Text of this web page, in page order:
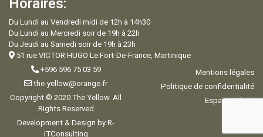
Horaires:
Du Lundi au Vendredi midi de 12h à 14h30
Du Lundi au Mercredi soir de 19h à 22h
Du Jeudi au Samedi soir de 19h à 23h
51 rue VICTOR HUGO Le Fort-De-France, Martinique
+596 596 75 03 59
the-yellow@orange.fr
Copyright © 2020 The Yellow. All
Rights Reserved
Development & Design by R-
ITConsulting
Mentions légales
Politique de confidentialité
Espace Admin